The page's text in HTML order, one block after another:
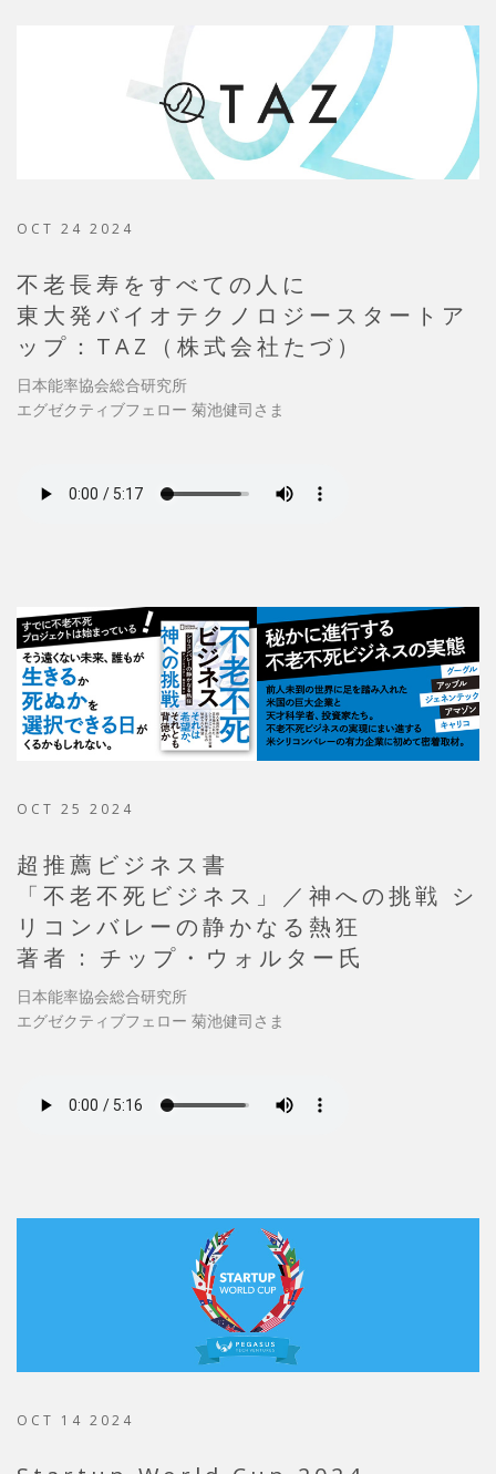
OCT 24 2024
不老長寿をすべての人に
東大発バイオテクノロジースタートア
ップ：TAZ（株式会社たづ）
日本能率協会総合研究所
エグゼクティブフェロー 菊池健司さま
OCT 25 2024
超推薦ビジネス書
「不老不死ビジネス」／神への挑戦 シ
リコンバレーの静かなる熱狂
著者 : チップ・ウォルター氏
日本能率協会総合研究所
エグゼクティブフェロー 菊池健司さま
OCT 14 2024